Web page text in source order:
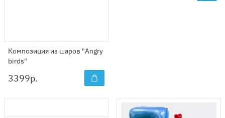
Композиция из шаров "Angry
birds"
3399р.